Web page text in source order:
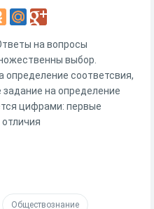
на вопросы
выбор.
соответсвия,
на определение
цифрами: первые
- отличия
Обществознание